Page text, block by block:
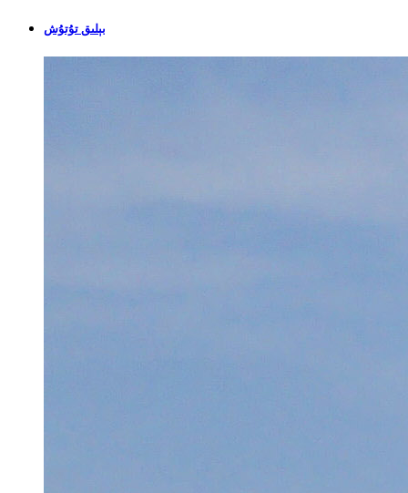
بېلىق تۇتۇش